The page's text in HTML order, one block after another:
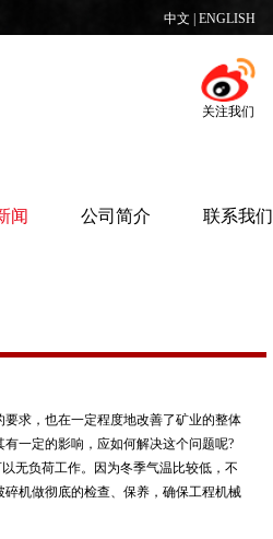
中文 ENGLISH
关注我们
闻 公司简介 联系我们
求，也在一定程度地改善了矿业的整体
一定的影响，应如何解决这个问题呢?
无负荷工作。因为冬季气温比较低，不
机做彻底的检查、保养，确保工程机械